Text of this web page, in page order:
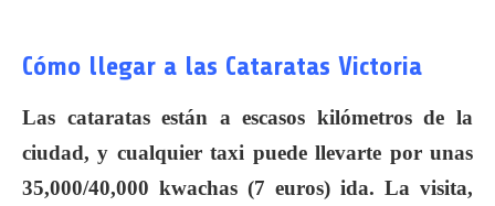
Cómo llegar a las Cataratas Victoria
Las cataratas están a escasos kilómetros de la
ciudad, y cualquier taxi puede llevarte por unas
35,000/40,000 kwachas (7 euros) ida. La visita,